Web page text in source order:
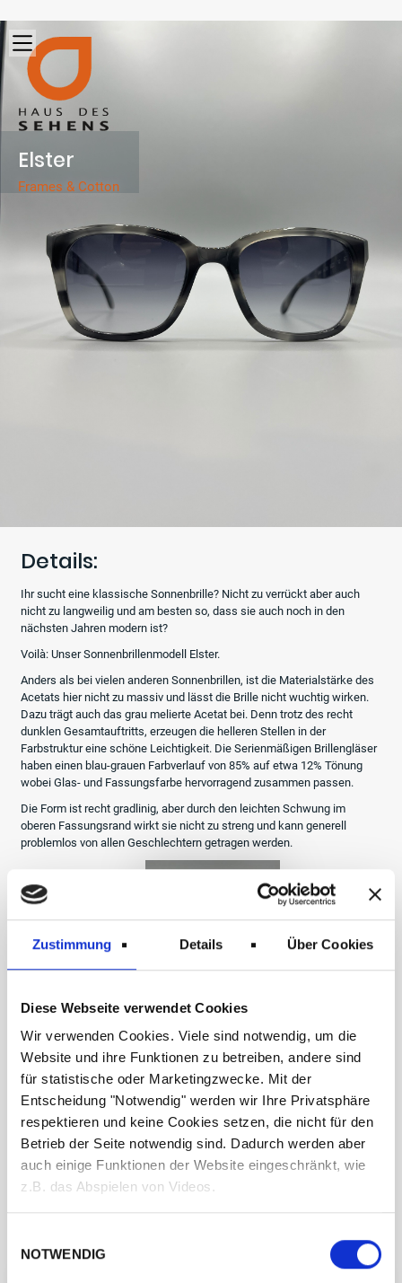
Zustimmung Details Über Cookies
Diese Webseite verwendet Cookies
Wir verwenden Cookies. Viele sind notwendig, um die
Website und ihre Funktionen zu betreiben, andere sind
für statistische oder Marketingzwecke. Mit der
Entscheidung "Notwendig" werden wir Ihre Privatsphäre
respektieren und keine Cookies setzen, die nicht für den
Betrieb der Seite notwendig sind. Dadurch werden aber
auch einige Funktionen der Website eingeschränkt, wie
z.B. das Abspielen von Videos.
NOTWENDIG
Elster
Frames & Cotton
Details:
Ihr sucht eine klassische Sonnenbrille? Nicht zu verrückt aber auch
nicht zu langweilig und am besten so, dass sie auch noch in den
nächsten Jahren modern ist?
Voilà: Unser Sonnenbrillenmodell Elster.
Anders als bei vielen anderen Sonnenbrillen, ist die Materialstärke des
Acetats hier nicht zu massiv und lässt die Brille nicht wuchtig wirken.
Dazu trägt auch das grau melierte Acetat bei. Denn trotz des recht
dunklen Gesamtauftritts, erzeugen die helleren Stellen in der
Farbstruktur eine schöne Leichtigkeit. Die Serienmäßigen Brillengläser
haben einen blau-grauen Farbverlauf von 85% auf etwa 12% Tönung
wobei Glas- und Fassungsfarbe hervorragend zusammen passen.
Die Form ist recht gradlinig, aber durch den leichten Schwung im
oberen Fassungsrand wirkt sie nicht zu streng und kann generell
problemlos von allen Geschlechtern getragen werden.